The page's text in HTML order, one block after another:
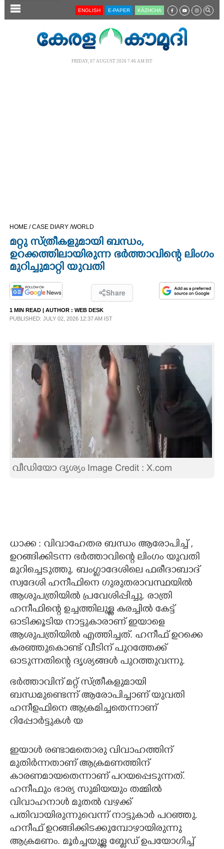
SECTIONS
OPINION
PHOTOS
LIFESTYLE
SPIRITUAL
INFO+
ASTRO
CARTOONS
CONTACT US
ENGLISH E-PAPER KĀZHCHA
FRIDAY, 07 AUGUST 2026 7.46 AM IST
HOME /CASE DIARY /WORLD
മറ്റു സ്ത്രീകളുമായി ബന്ധം,​
ഉറക്കത്തിലായിരുന്ന ഭർ‌ത്താവിന്റെ ലിംഗം
മുറിച്ചുമാറ്റി യുവതി
Share
1 MIN READ | AUTHOR : WEB DESK
PUBLISHED: JULY 02, 2026 12:37 AM IST
വീഡിയോ ദൃശ്യം Image Credit : X.com
ധാക്ക : വിവാഹേതര ബന്ധം ആരോപിച്ച് ,​
ഉറങ്ങിക്കിടന്ന ഭർത്താവിന്റെ ലിംഗം യുവതി
മുറിച്ചെടുത്തു. ബംഗ്ലാദേശിലെ ഫരീദാബാദ്
സ്വദേശി ഹനീഫിനെ ഗുരുതരാവസ്ഥയിൽ
ആശുപത്രിയിൽ പ്രവേശിപ്പിച്ചു. രാത്രി
ഹനീഫിന്റെ ഉച്ചത്തിലുള്ള കരച്ചിൽ കേട്ട്
ഓടിക്കൂടിയ നാട്ടുകാരാണ് ഇയാളെ
ആശുപത്രിയിൽ എത്തിച്ചത്. ഹനീഫ് ഉറക്കെ
കരഞ്ഞുകൊണ്ട് വീടിന് പുറത്തേക്ക്
ഓടുന്നതിന്റെ ദൃശ്യങ്ങൾ പുറത്തുവന്നു.
ഭർത്താവിന് മറ്റ് സ്ത്രീകളുമായി
ബന്ധമുണ്ടെന്ന് ആരോപിച്ചാണ് യുവതി
ഹനീഉഫിനെ ആക്രമിച്ചതെന്നാണ്
റിപ്പോർട്ടുകൾ യ
ഇയാൾ രണ്ടാമതൊരു വിവാഹത്തിന്
മുതിർന്നതാണ് ആക്രമണത്തിന്
കാരണമായതെന്നാണ് പറയപ്പെടുന്നത്.
ഹനീഫും ഭാര്യ സുമിയയും തമ്മിൽ
വിവാഹനാൾ മുതൽ വഴക്ക്
പതിവായിരുന്നുവെന്ന് നാട്ടുകാർ‌ പറഞ്ഞു.
ഹനീഫ് ഉറങ്ങിക്കിടക്കുമ്പോഴായിരുന്നു
ആക്രമണം. മൂർച്ചയുള്ള ബ്ലേഡ് ഉപയോഗിച്ച്